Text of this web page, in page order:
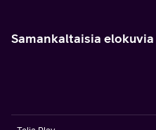
Samankaltaisia elokuvia